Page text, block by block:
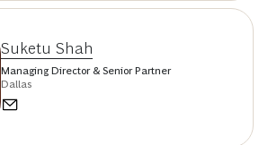
Suketu Shah
Managing Director & Senior Partner
Dallas